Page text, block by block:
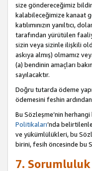
size göndereceğimiz
kalabileceğimize kanaat
katılımınızın yanıltıcı,
tarafından yürütülen
sizin veya sizinle ilişkili
askıya almış) olmamız
(a) bendinin amaçları
sayılacaktır.
Doğru tutarda ödeme
ödemesini feshin
Bu Sözleşme’nin
Politikaları’nda
ve yükümlülükleri, bu
birini, fesih öncesinde bu
7.